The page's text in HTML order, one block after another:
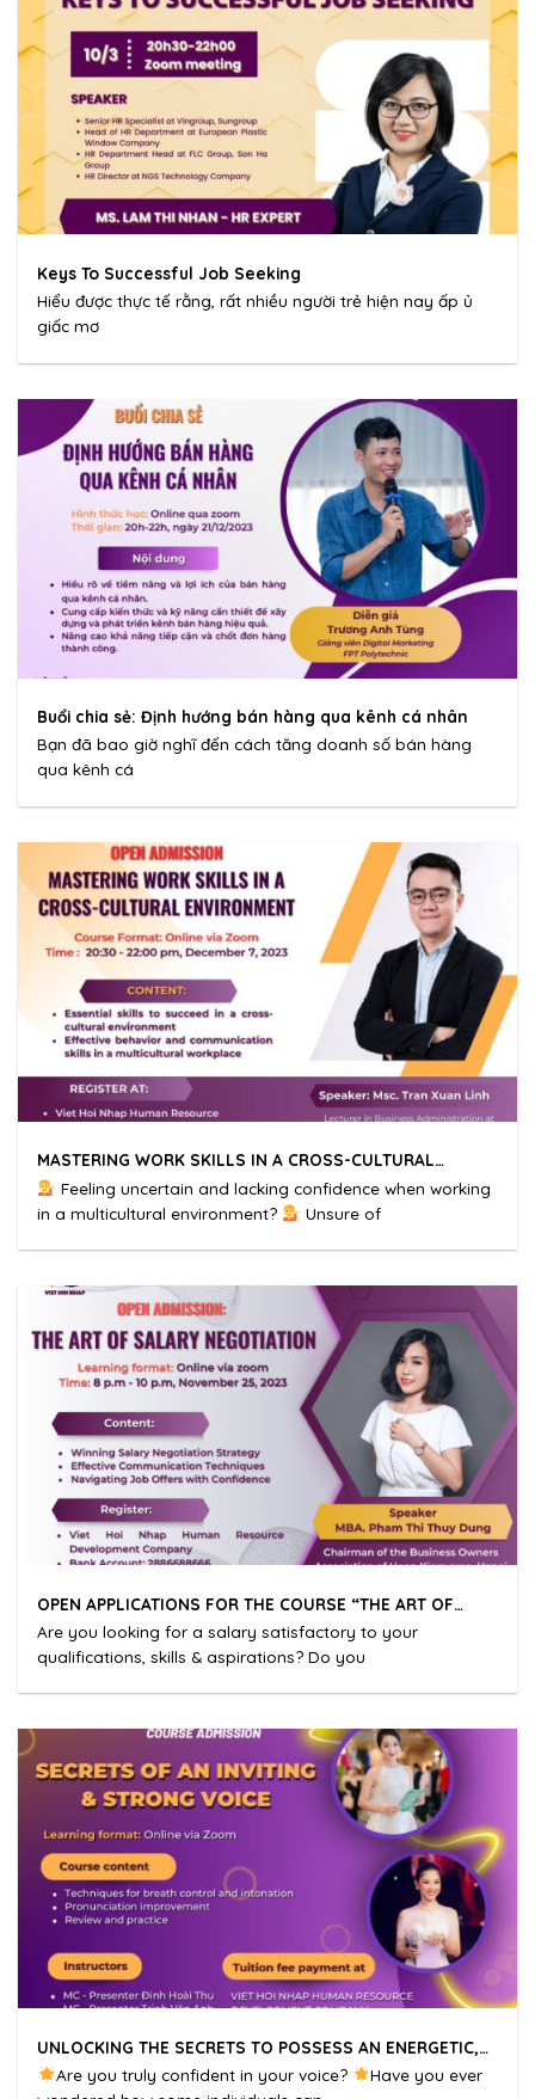
Keys To Successful Job Seeking
Hiểu được thực tế rằng, rất nhiều người trẻ hiện nay ấp ủ
giấc mơ
Buổi chia sẻ: Định hướng bán hàng qua kênh cá nhân
Bạn đã bao giờ nghĩ đến cách tăng doanh số bán hàng
qua kênh cá
MASTERING WORK SKILLS IN A CROSS-CULTURAL
ENVIRONMENT
Feeling uncertain and lacking confidence when working
in a multicultural environment?
Unsure of
OPEN APPLICATIONS FOR THE COURSE “THE ART OF
SALARY NEGOTIATION”
Are you looking for a salary satisfactory to your
qualifications, skills & aspirations? Do you
UNLOCKING THE SECRETS TO POSSESS AN ENERGETIC,
ENDURING AND INSPIRING VOICE
Are you truly confident in your voice?
Have you ever